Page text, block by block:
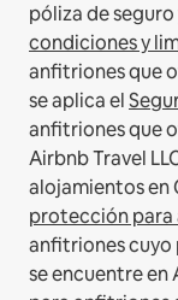
póliza de
condiciones y
anfitriones que
se aplica el
anfitriones que
Airbnb Travel
alojamientos en
protección para
anfitriones cuyo
se encuentre en